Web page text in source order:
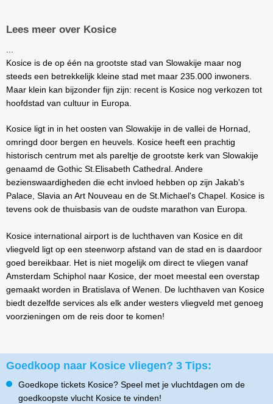
Lees meer over Kosice
...
Kosice is de op één na grootste stad van Slowakije maar nog
steeds een betrekkelijk kleine stad met maar 235.000 inwoners.
Maar klein kan bijzonder fijn zijn: recent is Kosice nog verkozen tot
hoofdstad van cultuur in Europa.
Kosice ligt in in het oosten van Slowakije in de vallei de Hornad,
omringd door bergen en heuvels. Kosice heeft een prachtig
historisch centrum met als pareltje de grootste kerk van Slowakije
genaamd de Gothic St.Elisabeth Cathedral. Andere
bezienswaardigheden die echt invloed hebben op zijn Jakab's
Palace, Slavia an Art Nouveau en de St.Michael's Chapel. Kosice is
tevens ook de thuisbasis van de oudste marathon van Europa.
Kosice international airport is de luchthaven van Kosice en dit
vliegveld ligt op een steenworp afstand van de stad en is daardoor
goed bereikbaar. Het is niet mogelijk om direct te vliegen vanaf
Amsterdam Schiphol naar Kosice, der moet meestal een overstap
gemaakt worden in Bratislava of Wenen. De luchthaven van Kosice
biedt dezelfde services als elk ander westers vliegveld met genoeg
voorzieningen om de reis door te komen!
Goedkoop naar Kosice vliegen? 3 Tips:
Goedkope tickets Kosice? Speel met je vluchtdagen om de
goedkoopste vlucht Kosice te vinden!